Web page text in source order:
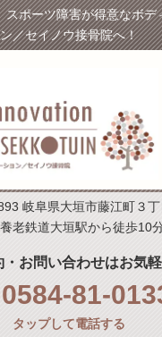
スポーツ障害が得意なボデ
ン／セイノウ接骨院へ！
岐阜県大垣市藤江町３丁
老鉄道大垣駅から徒歩10
・お問い合わせはお気
0584-81-
タップして電話する